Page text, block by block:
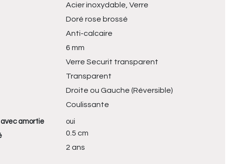
Acier inoxydable, Verre
Doré rose brossé
Anti-calcaire
6 mm
Verre Securit transparent
Transparent
Droite ou Gauche (Réversible)
Coulissante
amortie
oui
0.5 cm
2 ans